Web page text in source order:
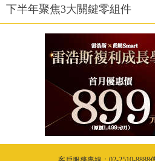
下半年聚焦3大關鍵零組件